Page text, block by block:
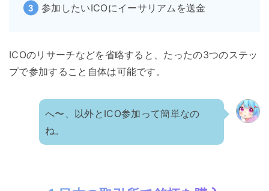
参加したいICOにイーサリアムを送金
ICOのリサーチなどを省略すると、たったの3つのステッ
プで参加すること自体は可能です。
へ〜、以外とICO参加って簡単なの
ね。